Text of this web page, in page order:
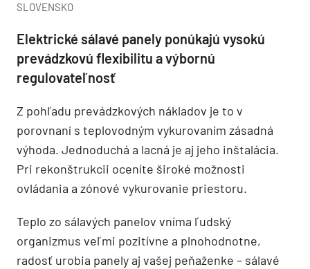
SLOVENSKO
Elektrické sálavé panely ponúkajú vysokú
prevádzkovú flexibilitu a výbornú
regulovateľnosť
Z pohľadu prevádzkových nákladov je to v
porovnaní s teplovodným vykurovaním zásadná
výhoda. Jednoduchá a lacná je aj jeho inštalácia.
Pri rekonštrukcii oceníte široké možnosti
ovládania a zónové vykurovanie priestoru.
Teplo zo sálavých panelov vníma ľudský
organizmus veľmi pozitívne a plnohodnotne,
radosť urobia panely aj vašej peňaženke – sálavé